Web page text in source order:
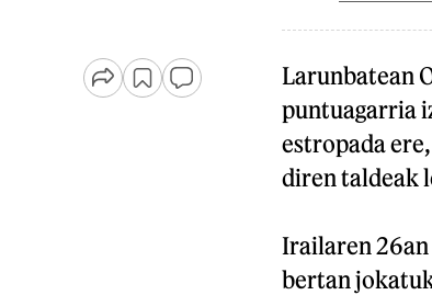
Larunbatean
puntuagarria
estropada
diren taldeak
Irailaren 26an
bertan